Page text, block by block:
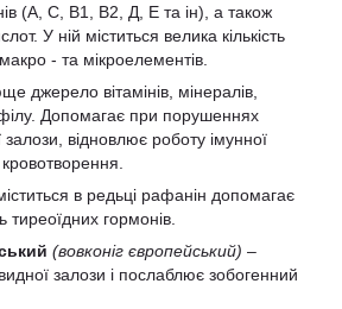
(А, С, В1, В2, Д, Е та ін), а також
У ній міститься велика кількість
- та мікроелементів.
джерело вітамінів, мінералів,
Допомагає при порушеннях
відновлює роботу імунної
в редьці рафанін допомагає
тиреоїдних гормонів.
(вовконіг європейський) –
залози і послаблює зобогенний